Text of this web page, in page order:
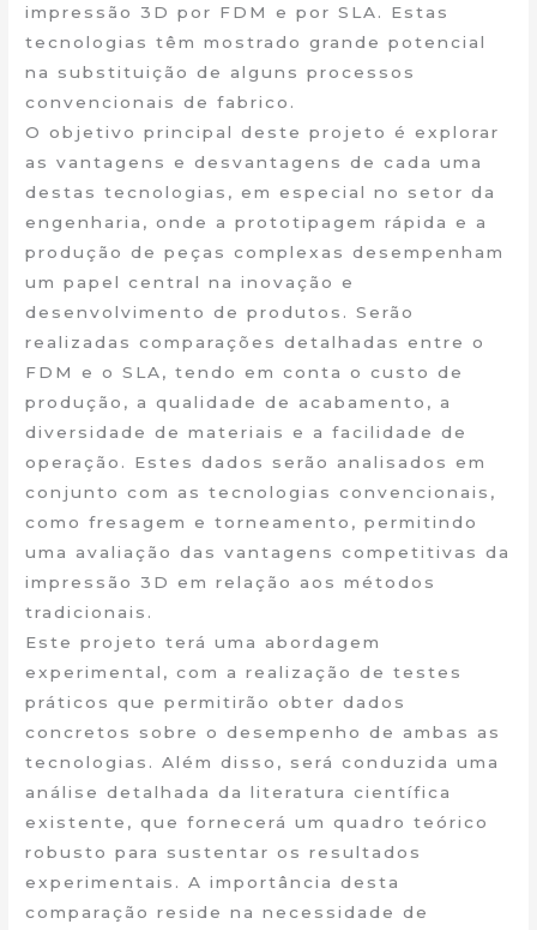
impressão 3D por FDM e por SLA. Estas
tecnologias têm mostrado grande potencial
na substituição de alguns processos
convencionais de fabrico.
O objetivo principal deste projeto é explorar
as vantagens e desvantagens de cada uma
destas tecnologias, em especial no setor da
engenharia, onde a prototipagem rápida e a
produção de peças complexas desempenham
um papel central na inovação e
desenvolvimento de produtos. Serão
realizadas comparações detalhadas entre o
FDM e o SLA, tendo em conta o custo de
produção, a qualidade de acabamento, a
diversidade de materiais e a facilidade de
operação. Estes dados serão analisados em
conjunto com as tecnologias convencionais,
como fresagem e torneamento, permitindo
uma avaliação das vantagens competitivas da
impressão 3D em relação aos métodos
tradicionais.
Este projeto terá uma abordagem
experimental, com a realização de testes
práticos que permitirão obter dados
concretos sobre o desempenho de ambas as
tecnologias. Além disso, será conduzida uma
análise detalhada da literatura científica
existente, que fornecerá um quadro teórico
robusto para sustentar os resultados
experimentais. A importância desta
comparação reside na necessidade de